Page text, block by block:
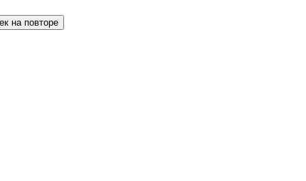
на повторе